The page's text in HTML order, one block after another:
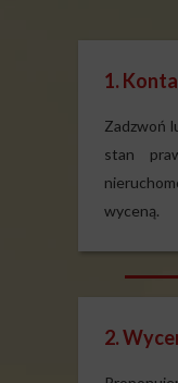
1.
Zadzwoń
stan
wyceną.
2.